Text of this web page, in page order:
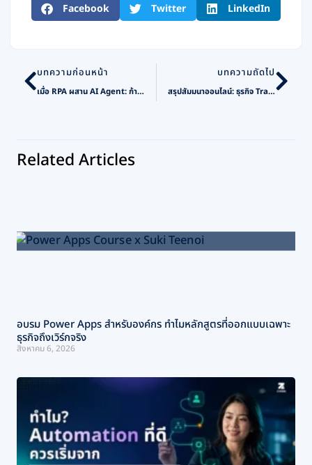
Facebook Twitter LinkedIn
Prev
บทความก่อนหน้า
เมื่อ RPA ผสาน AI Agent: ก้าวต่อไปของ Intelligent Automation สู่ยุค “Agentic Automation”
บทความถัดไป
สรุปสัมมนาออนไลน์: ธุรกิจ Trading ที่เติบโตได้จริง เขาเห็นอะไร ก่อนตัดสินใจเลือก ERP
Related Articles
อบรม Power Apps สำหรับองค์กร ทำไมหลักสูตรที่ออกแบบเฉพาะ
ธุรกิจถึงเวิร์กจริง
สิงหาคม 6, 2026